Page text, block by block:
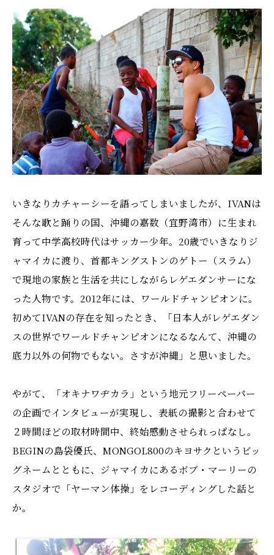
いきなりカチャーシーを語ってしまいましたが、IVANは
そんな歌と踊りの国、沖縄の嘉数（宜野湾市）に生まれ
育って中学高校時代はサッカー少年。20歳でいきなりジ
ャマイカに渡り、首都キングストンのゲトー（スラム）
で現地の家族と生活を共にしながらレゲエダンサーにな
った人物です。2012年には、ワールドチャンピオンに。
初めてIVANの存在を知ったとき、「日本人がレゲエダン
スの世界でワールドチャンピオンになるなんて、沖縄の
底力以外の何物でもない。さすが沖縄」と思いました。
やがて、「オキナワヂカラ」という地元フリーペーパー
の企画でインタビューが実現し、表紙の撮影と合わせて
２時間ほどの取材時間中、終始感動させられっぱなし。
BEGINの島袋優氏、MONGOL800のキヨサクというビッ
グネームとともに、ジャマイカにあるボブ・マーリーの
スタジオで「ヤーマン体操」をレコーディングした話と
か。